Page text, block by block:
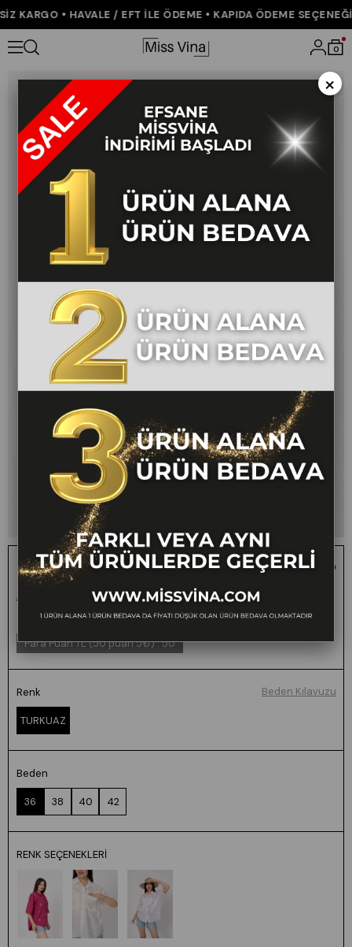
KARGO • HAVALE / EFT İLE ÖDEME • KAPIDA ÖDEME SEÇENEĞİ
0
Anasayfa YENİ GELENLER Taş Baskılı Uzun Viskon Gömlek 70035
Taş Baskılı Uzun Viskon Gömlek 70035
₺1.200,00 ₺599,00 50
1 ALANA 1 BEDAVA -
FARKLI VEYA AYNI TÜM
ÜRÜNLERDE GEÇERLİ
Para Puan TL (50 puan 5₺):50
Renk
TURKUAZ
Beden
36 38 40 42
Beden Kılavuzu
RENK SEÇENEKLERI
×